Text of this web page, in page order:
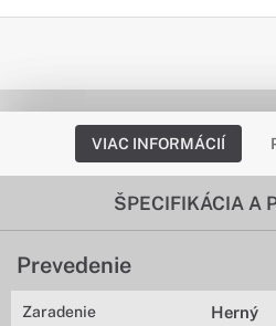
VIAC INFORMÁCIÍ
ŠPECIFIKÁCIA A
Prevedenie
Zaradenie Herný